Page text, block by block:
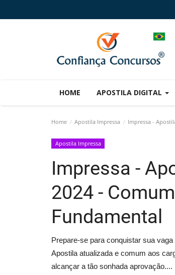
HOME APOSTILA DIGITAL
Home Apostila Impressa Impressa -
Apostila Impressa
Impressa -
2024 -
Fundamental
Prepare-se para conquistar sua
Apostila atualizada e comum aos
alcançar a tão sonhada aprovação....